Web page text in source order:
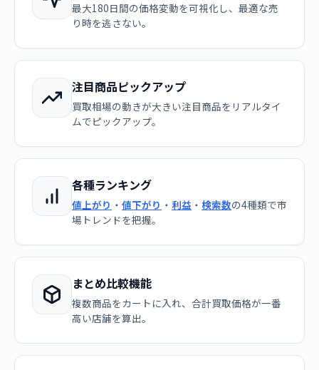
最大180日間の価格変動を可視化し、最適な売
り時を逃さない。
注目商品ピックアップ
買取相場の動きが大きい注目商品をリアルタイ
ムでピックアップ。
各種ランキング
値上がり ・ 値下がり ・ 利益 ・ 検索数の4種類で市
場トレンドを把握。
まとめ比較機能
複数商品をカートに入れ、合計買取価格が一番
高い店舗を算出。